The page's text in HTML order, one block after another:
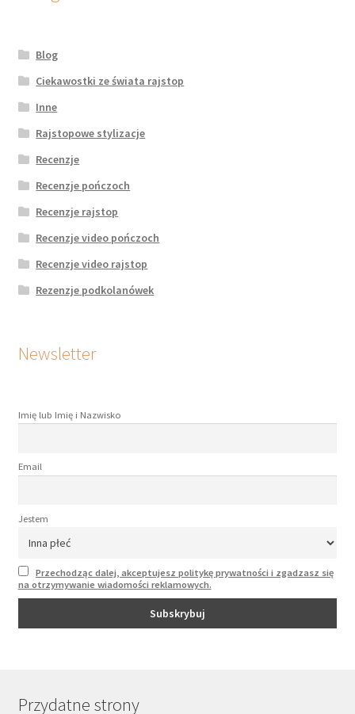
Blog
Ciekawostki ze świata rajstop
Inne
Rajstopowe stylizacje
Recenzje
Recenzje pończoch
Recenzje rajstop
Recenzje video pończoch
Recenzje video rajstop
Rezenzje podkolanówek
Newsletter
Imię lub Imię i Nazwisko
Email
Jestem
Przechodząc dalej, akceptujesz politykę prywatności i zgadzasz się
na otrzymywanie wiadomości reklamowych.
Przydatne strony